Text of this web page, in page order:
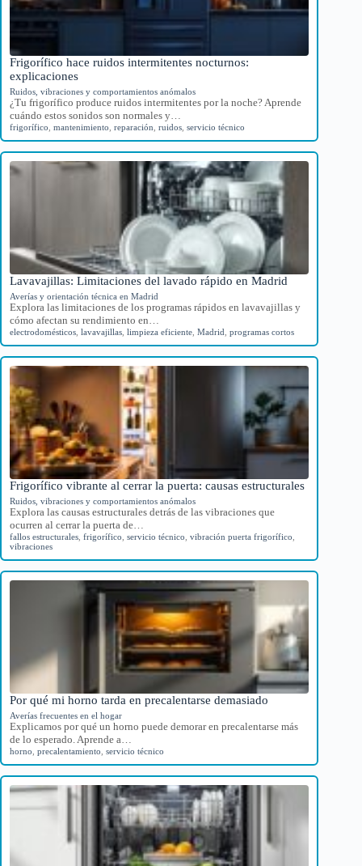
Frigorífico hace ruidos intermitentes nocturnos:
explicaciones
Ruidos, vibraciones y comportamientos anómalos
¿Tu frigorífico produce ruidos intermitentes por la noche? Aprende
cuándo estos sonidos son normales y…
frigorífico mantenimiento reparación ruidos servicio técnico
Lavavajillas: Limitaciones del lavado rápido en Madrid
Averías y orientación técnica en Madrid
Explora las limitaciones de los programas rápidos en lavavajillas y
cómo afectan su rendimiento en…
electrodomésticos lavavajillas limpieza eficiente Madrid programas cortos
Frigorífico vibrante al cerrar la puerta: causas estructurales
Ruidos, vibraciones y comportamientos anómalos
Explora las causas estructurales detrás de las vibraciones que
ocurren al cerrar la puerta de…
fallos estructurales frigorífico servicio técnico vibración puerta frigorífico
vibraciones
Por qué mi horno tarda en precalentarse demasiado
Averías frecuentes en el hogar
Explicamos por qué un horno puede demorar en precalentarse más
de lo esperado. Aprende a…
horno precalentamiento servicio técnico